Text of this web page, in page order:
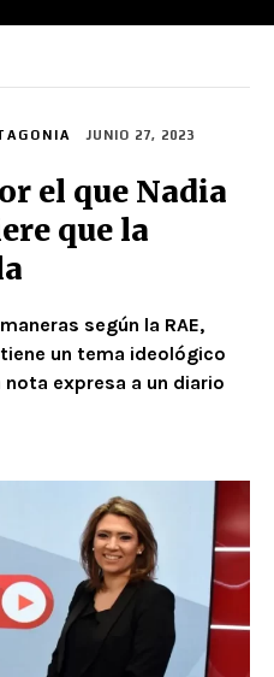
JUNIO 27, 2023
el que Nadia
que la
según la RAE,
un tema ideológico
expresa a un diario